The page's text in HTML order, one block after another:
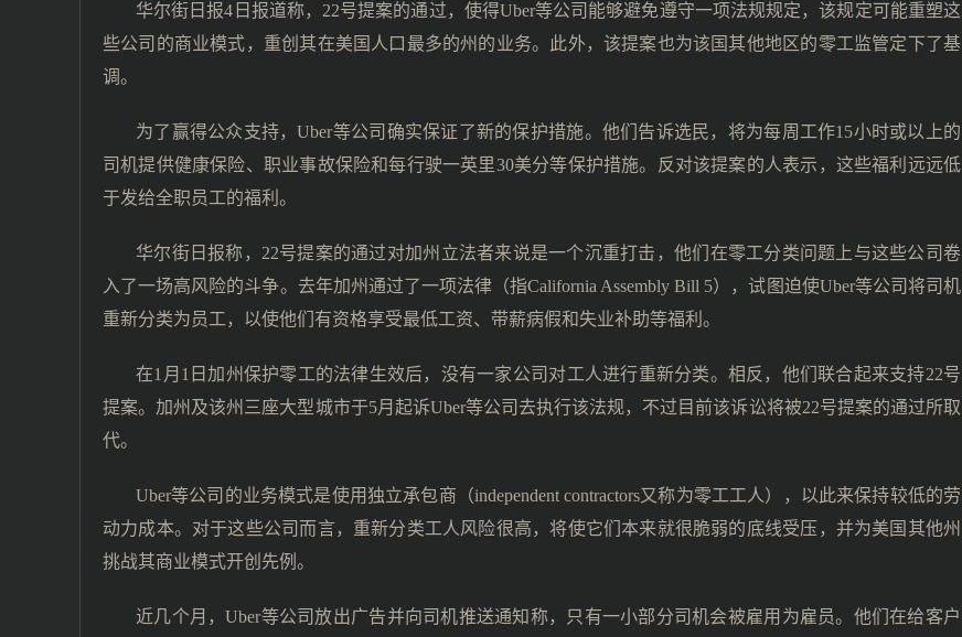
华尔街日报4日报道称，22号提案的通过，使得Uber等公司能够避免遵守一项法规规定，该规定可能重塑这
些公司的商业模式，重创其在美国人口最多的州的业务。此外，该提案也为该国其他地区的零工监管定下了基
调。
为了赢得公众支持，Uber等公司确实保证了新的保护措施。他们告诉选民，将为每周工作15小时或以上的
司机提供健康保险、职业事故保险和每行驶一英里30美分等保护措施。反对该提案的人表示，这些福利远远低
于发给全职员工的福利。
华尔街日报称，22号提案的通过对加州立法者来说是一个沉重打击，他们在零工分类问题上与这些公司卷
入了一场高风险的斗争。去年加州通过了一项法律（指California Assembly Bill 5），试图迫使Uber等公司将司机
重新分类为员工，以使他们有资格享受最低工资、带薪病假和失业补助等福利。
在1月1日加州保护零工的法律生效后，没有一家公司对工人进行重新分类。相反，他们联合起来支持22号
提案。加州及该州三座大型城市于5月起诉Uber等公司去执行该法规，不过目前该诉讼将被22号提案的通过所取
代。
Uber等公司的业务模式是使用独立承包商（independent contractors又称为零工工人），以此来保持较低的劳
动力成本。对于这些公司而言，重新分类工人风险很高，将使它们本来就很脆弱的底线受压，并为美国其他州
挑战其商业模式开创先例。
近几个月，Uber等公司放出广告并向司机推送通知称，只有一小部分司机会被雇用为雇员。他们在给客户